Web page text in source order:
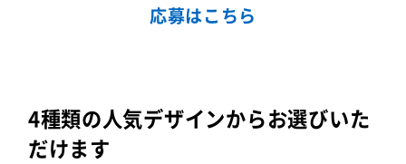
応募はこちら
4種類の人気デザインからお選びいた
だけます